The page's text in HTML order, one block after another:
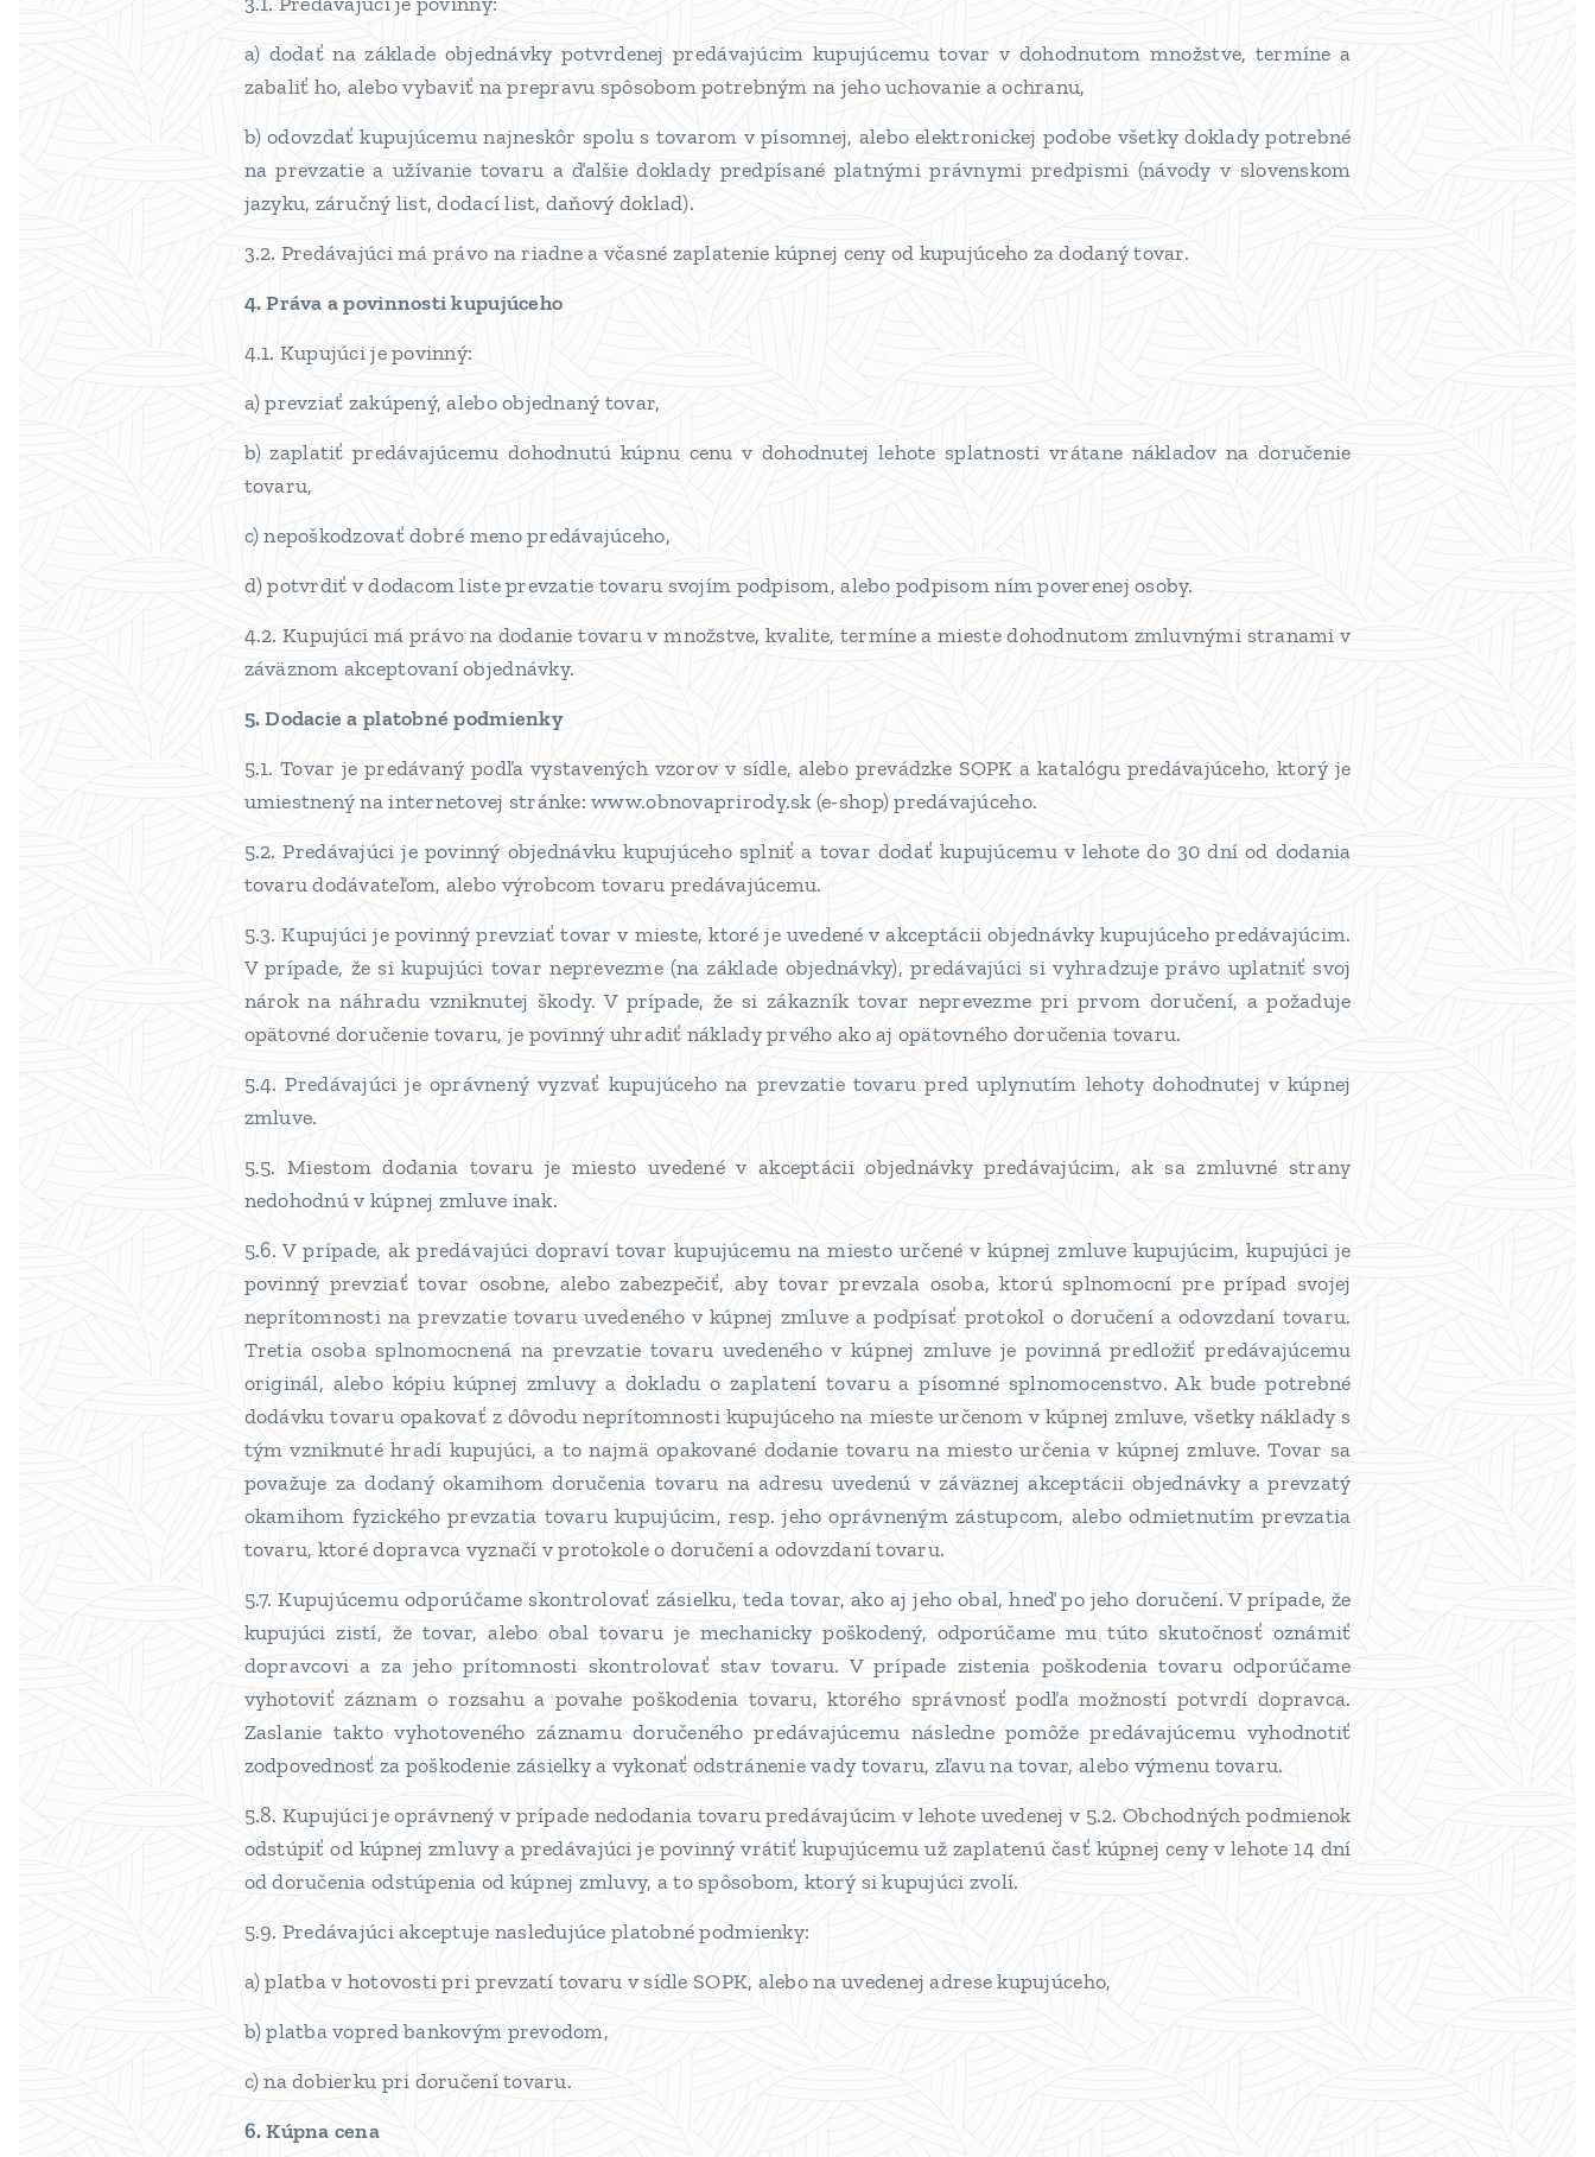
a) dodať na základe objednávky potvrdenej predávajúcim kupujúcemu tovar v dohodnutom množstve, termíne a
zabaliť ho, alebo vybaviť na prepravu spôsobom potrebným na jeho uchovanie a ochranu,
b) odovzdať kupujúcemu najneskôr spolu s tovarom v písomnej, alebo elektronickej podobe všetky doklady potrebné
na prevzatie a užívanie tovaru a ďalšie doklady predpísané platnými právnymi predpismi (návody v slovenskom
jazyku, záručný list, dodací list, daňový doklad).
3.2. Predávajúci má právo na riadne a včasné zaplatenie kúpnej ceny od kupujúceho za dodaný tovar.
4. Práva a povinnosti kupujúceho
4.1. Kupujúci je povinný:
a) prevziať zakúpený, alebo objednaný tovar,
b) zaplatiť predávajúcemu dohodnutú kúpnu cenu v dohodnutej lehote splatnosti vrátane nákladov na doručenie
tovaru,
c) nepoškodzovať dobré meno predávajúceho,
d) potvrdiť v dodacom liste prevzatie tovaru svojím podpisom, alebo podpisom ním poverenej osoby.
4.2. Kupujúci má právo na dodanie tovaru v množstve, kvalite, termíne a mieste dohodnutom zmluvnými stranami v
záväznom akceptovaní objednávky.
5. Dodacie a platobné podmienky
5.1. Tovar je predávaný podľa vystavených vzorov v sídle, alebo prevádzke SOPK a katalógu predávajúceho, ktorý je
umiestnený na internetovej stránke: www.obnovaprirody.sk (e-shop) predávajúceho.
5.2. Predávajúci je povinný objednávku kupujúceho splniť a tovar dodať kupujúcemu v lehote do 30 dní od dodania
tovaru dodávateľom, alebo výrobcom tovaru predávajúcemu.
5.3. Kupujúci je povinný prevziať tovar v mieste, ktoré je uvedené v akceptácii objednávky kupujúceho predávajúcim.
V prípade, že si kupujúci tovar neprevezme (na základe objednávky), predávajúci si vyhradzuje právo uplatniť svoj
nárok na náhradu vzniknutej škody. V prípade, že si zákazník tovar neprevezme pri prvom doručení, a požaduje
opätovné doručenie tovaru, je povinný uhradiť náklady prvého ako aj opätovného doručenia tovaru.
5.4. Predávajúci je oprávnený vyzvať kupujúceho na prevzatie tovaru pred uplynutím lehoty dohodnutej v kúpnej
zmluve.
5.5. Miestom dodania tovaru je miesto uvedené v akceptácii objednávky predávajúcim, ak sa zmluvné strany
nedohodnú v kúpnej zmluve inak.
5.6. V prípade, ak predávajúci dopraví tovar kupujúcemu na miesto určené v kúpnej zmluve kupujúcim, kupujúci je
povinný prevziať tovar osobne, alebo zabezpečiť, aby tovar prevzala osoba, ktorú splnomocní pre prípad svojej
neprítomnosti na prevzatie tovaru uvedeného v kúpnej zmluve a podpísať protokol o doručení a odovzdaní tovaru.
Tretia osoba splnomocnená na prevzatie tovaru uvedeného v kúpnej zmluve je povinná predložiť predávajúcemu
originál, alebo kópiu kúpnej zmluvy a dokladu o zaplatení tovaru a písomné splnomocenstvo. Ak bude potrebné
dodávku tovaru opakovať z dôvodu neprítomnosti kupujúceho na mieste určenom v kúpnej zmluve, všetky náklady s
tým vzniknuté hradí kupujúci, a to najmä opakované dodanie tovaru na miesto určenia v kúpnej zmluve. Tovar sa
považuje za dodaný okamihom doručenia tovaru na adresu uvedenú v záväznej akceptácii objednávky a prevzatý
okamihom fyzického prevzatia tovaru kupujúcim, resp. jeho oprávneným zástupcom, alebo odmietnutím prevzatia
tovaru, ktoré dopravca vyznačí v protokole o doručení a odovzdaní tovaru.
5.7. Kupujúcemu odporúčame skontrolovať zásielku, teda tovar, ako aj jeho obal, hneď po jeho doručení. V prípade, že
kupujúci zistí, že tovar, alebo obal tovaru je mechanicky poškodený, odporúčame mu túto skutočnosť oznámiť
dopravcovi a za jeho prítomnosti skontrolovať stav tovaru. V prípade zistenia poškodenia tovaru odporúčame
vyhotoviť záznam o rozsahu a povahe poškodenia tovaru, ktorého správnosť podľa možností potvrdí dopravca.
Zaslanie takto vyhotoveného záznamu doručeného predávajúcemu následne pomôže predávajúcemu vyhodnotiť
zodpovednosť za poškodenie zásielky a vykonať odstránenie vady tovaru, zľavu na tovar, alebo výmenu tovaru.
5.8. Kupujúci je oprávnený v prípade nedodania tovaru predávajúcim v lehote uvedenej v 5.2. Obchodných podmienok
odstúpiť od kúpnej zmluvy a predávajúci je povinný vrátiť kupujúcemu už zaplatenú časť kúpnej ceny v lehote 14 dní
od doručenia odstúpenia od kúpnej zmluvy, a to spôsobom, ktorý si kupujúci zvolí.
5.9. Predávajúci akceptuje nasledujúce platobné podmienky:
a) platba v hotovosti pri prevzatí tovaru v sídle SOPK, alebo na uvedenej adrese kupujúceho,
b) platba vopred bankovým prevodom,
c) na dobierku pri doručení tovaru.
6. Kúpna cena